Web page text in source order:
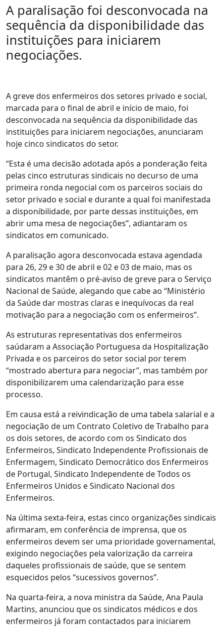
A paralisação foi desconvocada na
sequência da disponibilidade das
instituições para iniciarem
negociações.
A greve dos enfermeiros dos setores privado e social,
marcada para o final de abril e início de maio, foi
desconvocada na sequência da disponibilidade das
instituições para iniciarem negociações, anunciaram
hoje cinco sindicatos do setor.
“Esta é uma decisão adotada após a ponderação feita
pelas cinco estruturas sindicais no decurso de uma
primeira ronda negocial com os parceiros sociais do
setor privado e social e durante a qual foi manifestada
a disponibilidade, por parte dessas instituições, em
abrir uma mesa de negociações”, adiantaram os
sindicatos em comunicado.
A paralisação agora desconvocada estava agendada
para 26, 29 e 30 de abril e 02 e 03 de maio, mas os
sindicatos mantêm o pré-aviso de greve para o Serviço
Nacional de Saúde, alegando que cabe ao “Ministério
da Saúde dar mostras claras e inequívocas da real
motivação para a negociação com os enfermeiros”.
As estruturas representativas dos enfermeiros
saúdaram a Associação Portuguesa da Hospitalização
Privada e os parceiros do setor social por terem
“mostrado abertura para negociar”, mas também por
disponibilizarem uma calendarização para esse
processo.
Em causa está a reivindicação de uma tabela salarial e a
negociação de um Contrato Coletivo de Trabalho para
os dois setores, de acordo com os Sindicato dos
Enfermeiros, Sindicato Independente Profissionais de
Enfermagem, Sindicato Democrático dos Enfermeiros
de Portugal, Sindicato Independente de Todos os
Enfermeiros Unidos e Sindicato Nacional dos
Enfermeiros.
Na última sexta-feira, estas cinco organizações sindicais
afirmaram, em conferência de imprensa, que os
enfermeiros devem ser uma prioridade governamental,
exigindo negociações pela valorização da carreira
daqueles profissionais de saúde, que se sentem
esquecidos pelos “sucessivos governos”.
Na quarta-feira, a nova ministra da Saúde, Ana Paula
Martins, anunciou que os sindicatos médicos e dos
enfermeiros já foram contactados para iniciarem